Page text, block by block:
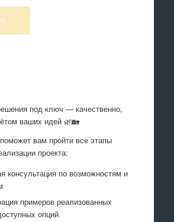
под ключ — качественно,
ваших идей 🌿🏡
вам пройти все этапы
проекта:
консультация по возможностям и
примеров реализованных
опций